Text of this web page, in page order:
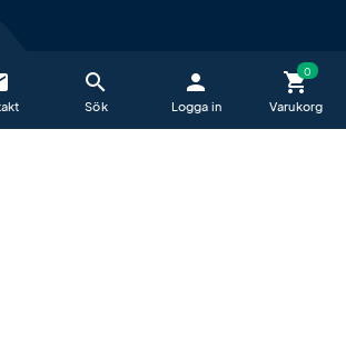
oss / FAQ close
search person shopping_cart